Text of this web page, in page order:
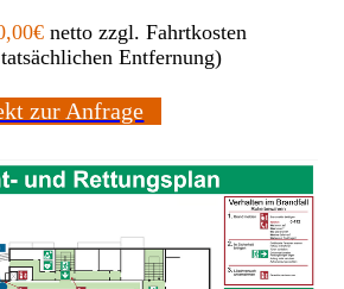
netto zzgl. Fahrtkosten
Entfernung)
zur Anfrage